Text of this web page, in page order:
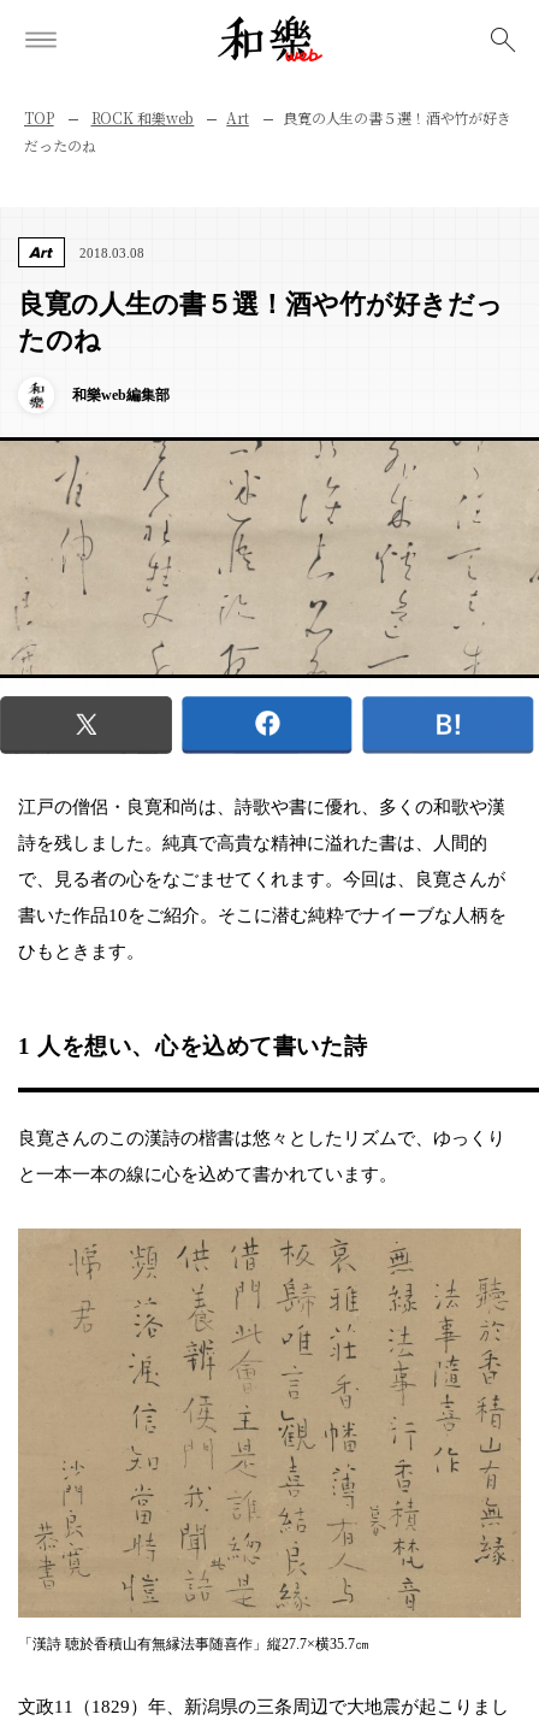
TOP ROCK 和樂web Art
良寛の人生の書５選！酒や竹が好き
だったのね
Art 2018.03.08
良寛の人生の書５選！酒や竹が好きだっ
たのね
和樂web編集部
江戸の僧侶・良寛和尚は、詩歌や書に優れ、多くの和歌や漢
詩を残しました。純真で高貴な精神に溢れた書は、人間的
で、見る者の心をなごませてくれます。今回は、良寛さんが
書いた作品10をご紹介。そこに潜む純粋でナイーブな人柄を
ひもときます。
1 人を想い、心を込めて書いた詩
良寛さんのこの漢詩の楷書は悠々としたリズムで、ゆっくり
と一本一本の線に心を込めて書かれています。
「漢詩 聴於香積山有無縁法事随喜作」縦27.7×横35.7㎝
文政11（1829）年、新潟県の三条周辺で大地震が起こりまし